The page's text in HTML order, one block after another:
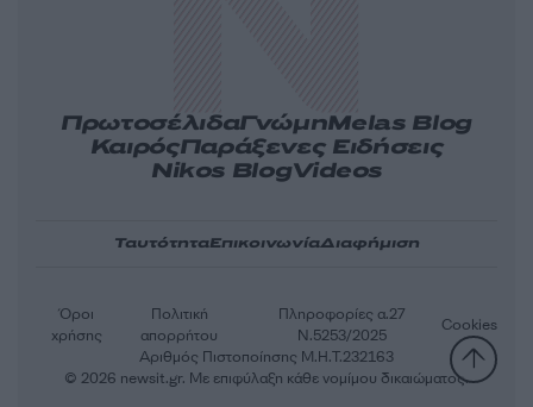
ΠρωτοσέλιδαΓνώμηMelas Blog
ΚαιρόςΠαράξενες Ειδήσεις
Nikos BlogVideos
ΤαυτότηταΕπικοινωνίαΔιαφήμιση
Αριθμός Πιστοποίησης Μ.Η.Τ.232163
Όροι
χρήσης
Πολιτική
απορρήτου
Πληροφορίες α.27
Ν.5253/2025
Cookies
© 2026 newsit.gr. Με επιφύλαξη κάθε νομίμου δικαιώματος.